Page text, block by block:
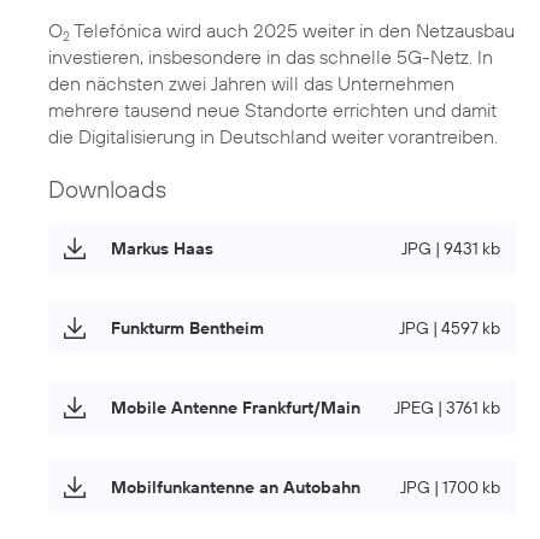
O2 Telefónica wird auch 2025 weiter in den Netzausbau
investieren, insbesondere in das schnelle 5G-Netz. In
den nächsten zwei Jahren will das Unternehmen
mehrere tausend neue Standorte errichten und damit
die Digitalisierung in Deutschland weiter vorantreiben.
Downloads
Markus Haas JPG | 9431 kb
Funkturm Bentheim JPG | 4597 kb
Mobile Antenne Frankfurt/Main JPEG | 3761 kb
Mobilfunkantenne an Autobahn JPG | 1700 kb